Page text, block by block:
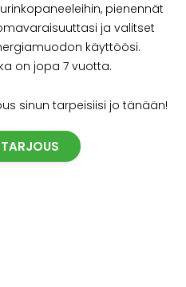
pienennät
ja valitset
käyttöösi.
on jopa 7 vuotta.
sinun tarpeisiisi jo tänään!